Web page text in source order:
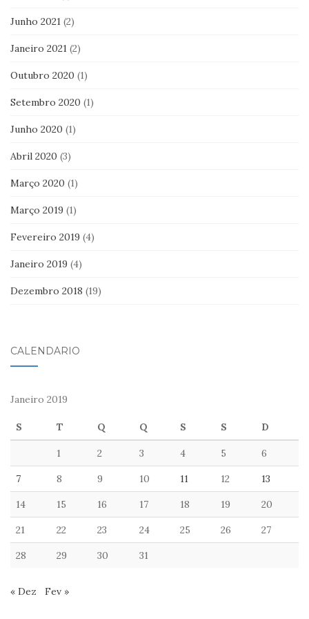
Junho 2021 (2)
Janeiro 2021 (2)
Outubro 2020 (1)
Setembro 2020 (1)
Junho 2020 (1)
Abril 2020 (3)
Março 2020 (1)
Março 2019 (1)
Fevereiro 2019 (4)
Janeiro 2019 (4)
Dezembro 2018 (19)
CALENDÁRIO
Janeiro 2019
S T Q Q S S D
1 2 3 4 5 6
7 8 9 10 11 12 13
14 15 16 17 18 19 20
21 22 23 24 25 26 27
28 29 30 31
« Dez Fev »